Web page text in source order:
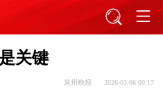
关键
泉州晚报 2026-03-06 09:17